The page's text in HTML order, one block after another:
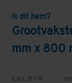
Is dit hem?
mm x 800
Excl. BTW